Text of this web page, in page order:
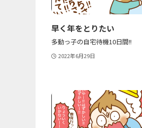
早く年をとりたい
多動っ子の自宅待機10日間!!
2022年6月29日